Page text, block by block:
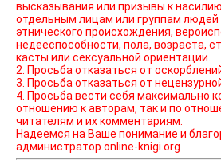
высказывания или призывы к
отдельным лицам или группам людей
этнического происхождения,
недееспособности, пола, возраста,
касты или сексуальной ориентации.
2. Просьба отказаться от
3. Просьба отказаться от
4. Просьба вести себя максимально
отношению к авторам, так и по
читателям и их комментариям.
Надеемся на Ваше понимание и
администратор online-knigi.org